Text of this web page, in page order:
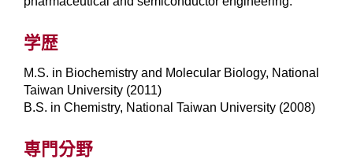
学歴
M.S. in Biochemistry and Molecular Biology, National
Taiwan University (2011)
B.S. in Chemistry, National Taiwan University (2008)
専門分野